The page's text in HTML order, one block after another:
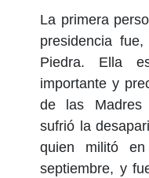
La primera
presidencia
Piedra. Ella
importante y
de las Madres
sufrió la
quien militó
septiembre, y